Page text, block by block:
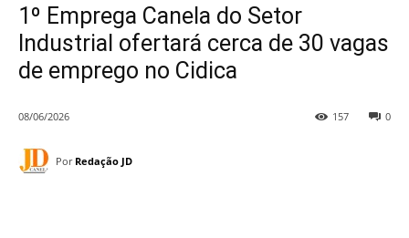
1º Emprega Canela do Setor
Industrial ofertará cerca de 30 vagas
de emprego no Cidica
08/06/2026 0
157
Por Redação JD